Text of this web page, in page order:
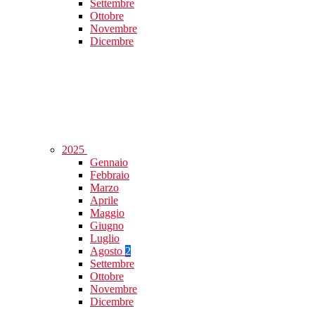
Settembre
Ottobre
Novembre
Dicembre
2025
Gennaio
Febbraio
Marzo
Aprile
Maggio
Giugno
Luglio
Agosto 2
Settembre
Ottobre
Novembre
Dicembre